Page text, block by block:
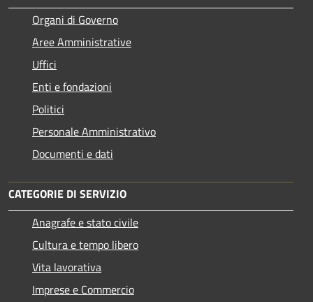
Organi di Governo
Aree Amministrative
Uffici
Enti e fondazioni
Politici
Personale Amministrativo
Documenti e dati
CATEGORIE DI SERVIZIO
Anagrafe e stato civile
Cultura e tempo libero
Vita lavorativa
Imprese e Commercio